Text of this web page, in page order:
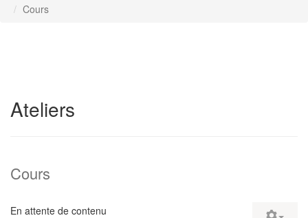
Cours
Ateliers
Cours
En attente de contenu